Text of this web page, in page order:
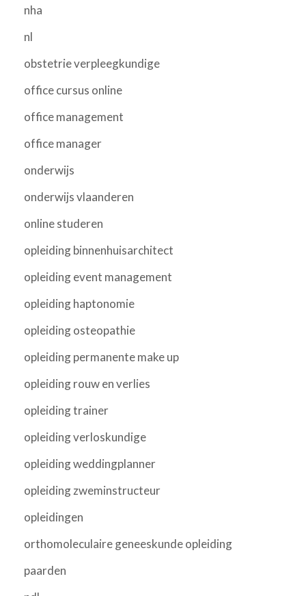
nha
nl
obstetrie verpleegkundige
office cursus online
office management
office manager
onderwijs
onderwijs vlaanderen
online studeren
opleiding binnenhuisarchitect
opleiding event management
opleiding haptonomie
opleiding osteopathie
opleiding permanente make up
opleiding rouw en verlies
opleiding trainer
opleiding verloskundige
opleiding weddingplanner
opleiding zweminstructeur
opleidingen
orthomoleculaire geneeskunde opleiding
paarden